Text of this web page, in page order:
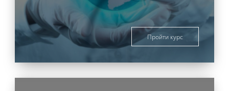
Пройти курс